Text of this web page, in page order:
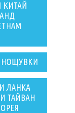
КИТАЙ
НОЩУВКИ
ЛАНКА
ТАЙВАН